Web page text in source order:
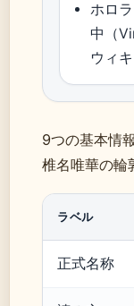
ホロ
中（
ウィキ
9つの基本情
椎名唯華の輪
ラベル
正式名称